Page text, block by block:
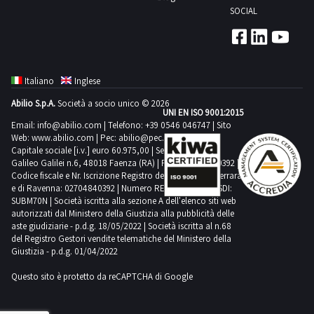
successive
all’aggiudicazione
svolte
presso
l’agenzia
di
pratiche
auto
Effe
di
Faenza.
giorni
Le
pratiche
auto
successive
all’aggiudicazione
saranno
svolte
presso
l’agenzia
di
minimo
H200
l
Scarica
i
documenti
dalla
sezione
documentazione
lotto
cessione
per
periodo
non
inferiore
ad
un
anno,
ovvero
distrutti.NOTE
PER
bene,
consapevole
che
il
bene
stesso
non
possa
essere
messo
uso
precisa
che
onere
del
soggetto
aggiudicatario
provvedere
a
completare
il
ritiro
per
lo
svolgimento
delle
attività
di
ritiro
dal
giorno
concordato:
giorni-
PER
massima
prevista
per
lo
svolgimento
delle
attività
di
ritiro
tempistica
massima
prevista
per
lo
svolgimento
delle
attività
di
ritiro
giorno
lo
svolgimento
attività
di
ritiro
dal
giorno
concordato:
3
giorni-
si
pezzi
di
ricambio.Beni
venduti
a
corpo
e
non
a
misura.
quantità
SOCIAL
Italiano
Inglese
Abilio S.p.A.Società a socio unico © 2026
Email: info@abilio.com | Telefono: +39 0546 046747 | Sito
Web: www.abilio.com | Pec: abilio@pec.illimity.com
Capitale sociale [i.v.] euro 60.975,00 | Sede legale in Via
Galileo Galilei n.6, 48018 Faenza (RA) | P.IVA: 02704840392 |
Codice fiscale e Nr. Iscrizione Registro delle Imprese di Ferrara
e di Ravenna: 02704840392 | Numero REA RA 224830 | SDI:
SUBM70N | Società iscritta alla sezione A dell'elenco siti web
autorizzati dal Ministero della Giustizia alla pubblicità delle
aste giudiziarie - p.d.g. 18/05/2022 | Società iscritta al n.68
del Registro Gestori vendite telematiche del Ministero della
Giustizia - p.d.g. 01/04/2022
Questo sito è protetto da reCAPTCHA di Google
UNI EN ISO 9001:2015